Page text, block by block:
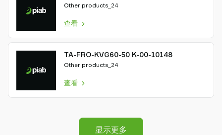
Other products_24
查看
TA-FRO-KVG60-50 K-00-10148
Other products_24
查看
显示更多